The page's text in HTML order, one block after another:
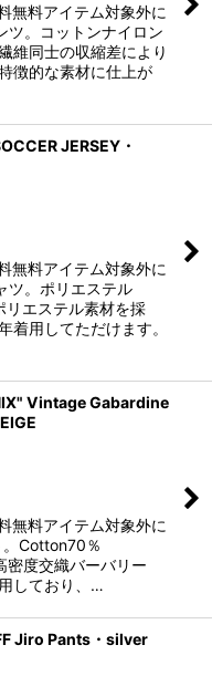
無料アイテム対象外に
ツ。コットンナイロン
維同士の収縮差により
徴的な素材に仕上が
JERSEY・
無料アイテム対象外に
ツ。ポリエステル
リエステル素材を採
着用してただけます。
Vintage Gabardine
無料アイテム対象外に
。Cotton70％
度交織バーバリー
しており、…
Jiro Pants・silver